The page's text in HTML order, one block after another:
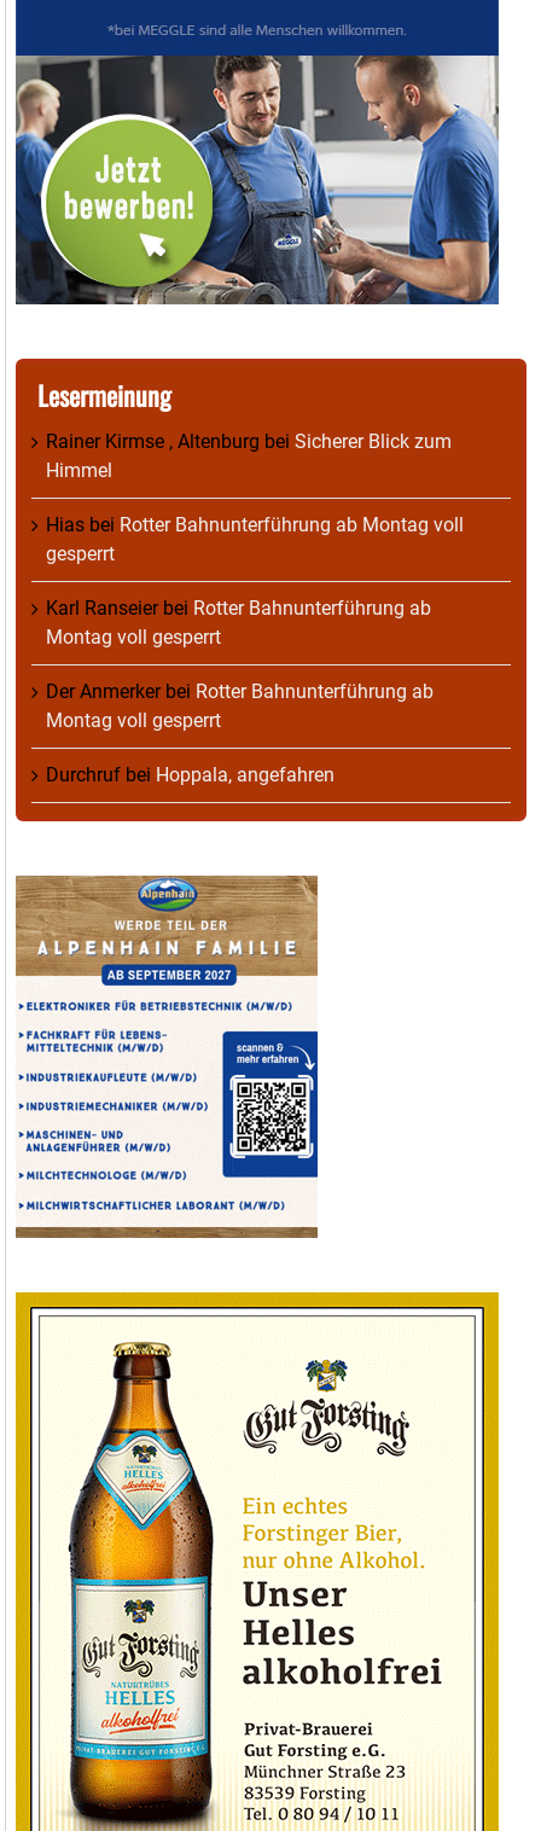
Lesermeinung
Rainer Kirmse , Altenburg bei Sicherer Blick zum
Himmel
Hias bei Rotter Bahnunterführung ab Montag voll
gesperrt
Karl Ranseierbei Rotter Bahnunterführung ab
Montag voll gesperrt
Der Anmerkerbei Rotter Bahnunterführung ab
Montag voll gesperrt
Durchruf bei Hoppala, angefahren